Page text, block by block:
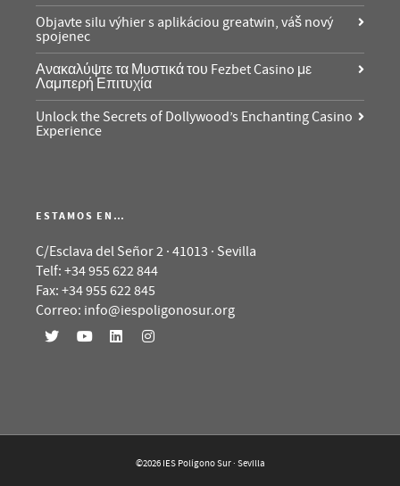
Objavte silu výhier s aplikáciou greatwin, váš nový
spojenec
Ανακαλύψτε τα Μυστικά του Fezbet Casino με
Λαμπερή Επιτυχία
Unlock the Secrets of Dollywood’s Enchanting Casino
Experience
ESTAMOS EN…
C/Esclava del Señor 2 · 41013 · Sevilla
Telf: +34 955 622 844
Fax: +34 955 622 845
Correo: info@iespoligonosur.org
©2026 IES Polígono Sur · Sevilla